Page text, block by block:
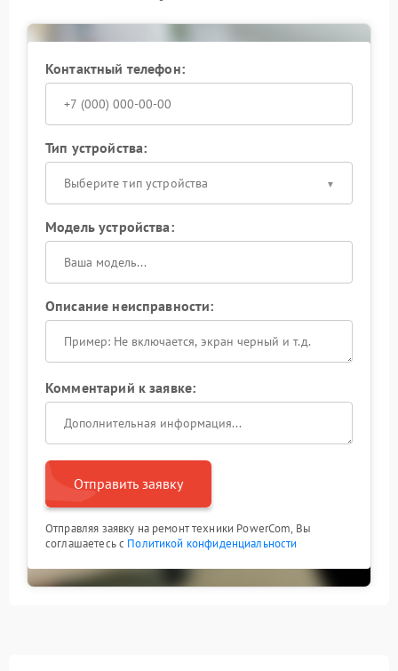
платой управления или иные факторы.
Квалифицированный ремонт обеспечит стабильную
Не оставляйте проблему без внимания: корректное
функционирование RS‑232 порта важно для
полноценного контроля над ИБП. Обратитесь в
сервис Powercom, чтобы вернуть устройству полную
функциональность.
Контактный телефон:
Тип устройства:
Выберите тип устройства
Модель устройства:
Описание неисправности:
Комментарий к заявке:
Отправить заявку
Отправляя заявку на ремонт техники PowerCom, Вы
соглашаетесь с Политикой конфиденциальности